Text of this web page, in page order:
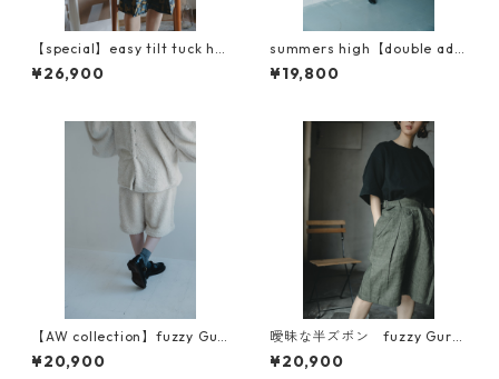
【special】easy tilt tuck hal
f pants（イージーチルトタッ
クハーフパンツ）
¥26,900
summers high【double adju
st half cargo pants】
¥19,800
【AW collection】fuzzy Gur
kha pants（曖昧な半ズボン）
¥20,900
曖昧な半ズボン fuzzy Gurk
ha pants リネン（BIGGIE素
材）
¥20,900